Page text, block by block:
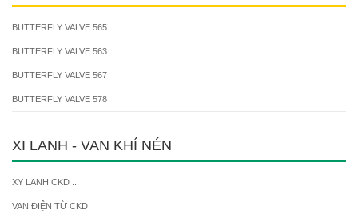
BUTTERFLY VALVE 565
BUTTERFLY VALVE 563
BUTTERFLY VALVE 567
BUTTERFLY VALVE 578
XI LANH - VAN KHÍ NÉN
XY LANH CKD ...
VAN ĐIỆN TỪ CKD